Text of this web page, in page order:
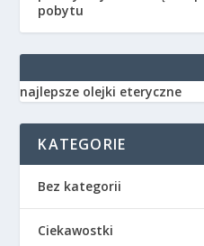
pobytu
najlepsze olejki eteryczne
KATEGORIE
Bez kategorii
Ciekawostki